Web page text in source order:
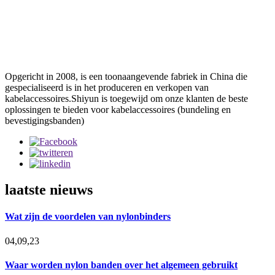
Opgericht in 2008, is een toonaangevende fabriek in China die
gespecialiseerd is in het produceren en verkopen van
kabelaccessoires.Shiyun is toegewijd om onze klanten de beste
oplossingen te bieden voor kabelaccessoires (bundeling en
bevestigingsbanden)
laatste nieuws
Wat zijn de voordelen van nylonbinders
04,09,23
Waar worden nylon banden over het algemeen gebruikt